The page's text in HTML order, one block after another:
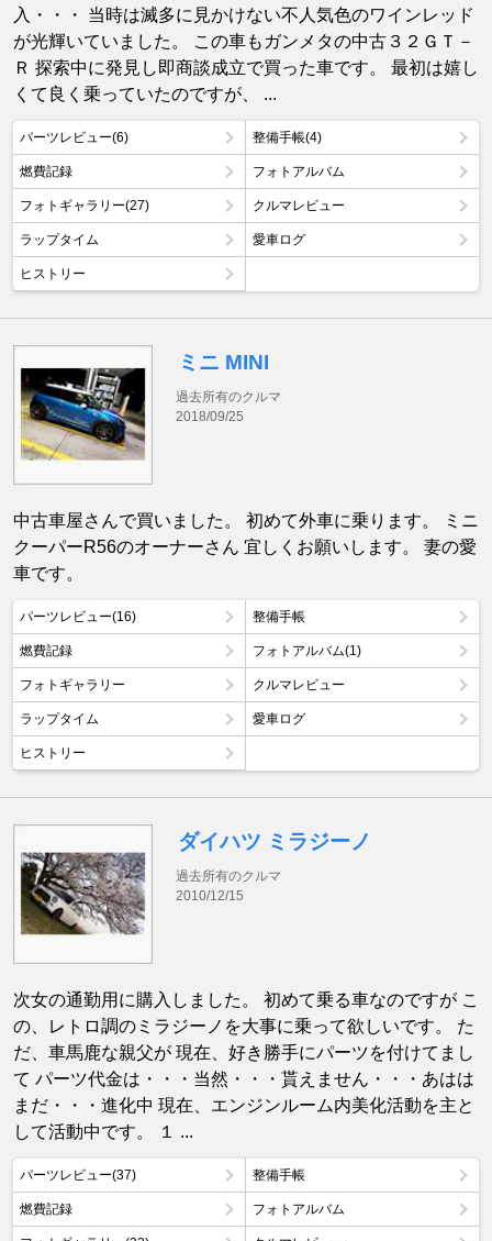
入・・・ 当時は滅多に見かけない不人気色のワインレッド
が光輝いていました。 この車もガンメタの中古３２ＧＴ－
Ｒ 探索中に発見し即商談成立で買った車です。 最初は嬉し
くて良く乗っていたのですが、 ...
パーツレビュー(6) 整備手帳(4)
燃費記録 フォトアルバム
フォトギャラリー(27) クルマレビュー
ラップタイム 愛車ログ
ヒストリー
ミニ MINI
過去所有のクルマ
2018/09/25
中古車屋さんで買いました。 初めて外車に乗ります。 ミニ
クーパーR56のオーナーさん 宜しくお願いします。 妻の愛
車です。
パーツレビュー(16) 整備手帳
燃費記録 フォトアルバム(1)
フォトギャラリー クルマレビュー
ラップタイム 愛車ログ
ヒストリー
ダイハツ ミラジーノ
過去所有のクルマ
2010/12/15
次女の通勤用に購入しました。 初めて乗る車なのですが こ
の、レトロ調のミラジーノを大事に乗って欲しいです。 た
だ、車馬鹿な親父が 現在、好き勝手にパーツを付けてまし
て パーツ代金は・・・当然・・・貰えません・・・あはは
まだ・・・進化中 現在、エンジンルーム内美化活動を主と
して活動中です。 １ ...
パーツレビュー(37) 整備手帳
燃費記録 フォトアルバム